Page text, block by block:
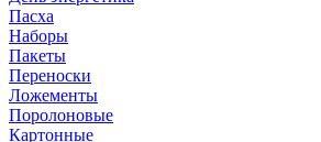
Пасха
Наборы
Пакеты
Переноски
Ложементы
Поролоновые
Картонные